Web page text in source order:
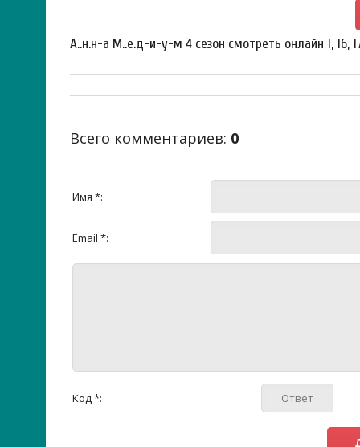
А..н.н-а М..е.д-и-у-м 4 сезон смотреть онлайн 1, 16,
Всего комментариев: 0
Имя *:
Email *:
Код *: